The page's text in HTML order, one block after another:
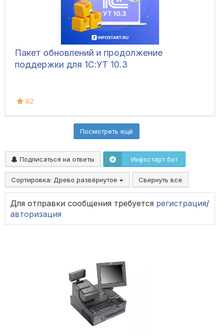
Пакет обновлений и продолжение
поддержки для 1С:УТ 10.3
82
Посмотреть ещё
Подписаться на ответы Инфостарт бот
Сортировка: Древо развёрнутое Свернуть все
Для отправки сообщения требуется регистрация/
авторизация